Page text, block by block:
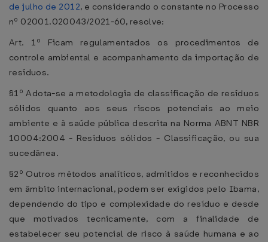
de julho de 2012, e considerando o constante no Processo
nº 02001.020043/2021-60, resolve:
Art. 1º Ficam regulamentados os procedimentos de
controle ambiental e acompanhamento da importação de
resíduos.
§1º Adota-se a metodologia de classificação de resíduos
sólidos quanto aos seus riscos potenciais ao meio
ambiente e à saúde pública descrita na Norma ABNT NBR
10004:2004 - Resíduos sólidos - Classificação, ou sua
sucedânea.
§2º Outros métodos analíticos, admitidos e reconhecidos
em âmbito internacional, podem ser exigidos pelo Ibama,
dependendo do tipo e complexidade do resíduo e desde
que motivados tecnicamente, com a finalidade de
estabelecer seu potencial de risco à saúde humana e ao